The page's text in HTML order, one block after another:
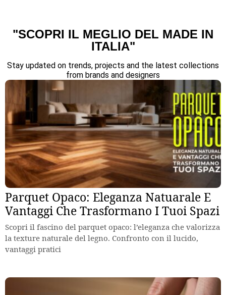
"SCOPRI IL MEGLIO DEL MADE IN
ITALIA"
Stay updated on trends, projects and the latest collections
from brands and designers
Parquet Opaco: Eleganza Natuarale E
Vantaggi Che Trasformano I Tuoi Spazi
Scopri il fascino del parquet opaco: l’eleganza che valorizza
la texture naturale del legno. Confronto con il lucido,
vantaggi pratici